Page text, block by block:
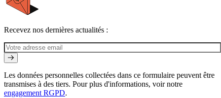
Recevez nos dernières actualités :
Les données personnelles collectées dans ce formulaire peuvent être
transmises à des tiers. Pour plus d'informations, voir notre
engagement RGPD.